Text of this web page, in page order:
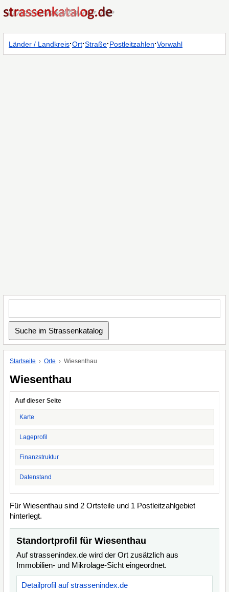
Länder / Landkreis·Ort·Straße·Postleitzahlen·Vorwahl
Startseite Orte Wiesenthau
Wiesenthau
Auf dieser Seite
Karte
Lageprofil
Finanzstruktur
Datenstand
Für Wiesenthau sind 2 Ortsteile und 1 Postleitzahlgebiet
hinterlegt.
Standortprofil für Wiesenthau
Auf strassenindex.de wird der Ort zusätzlich aus
Immobilien- und Mikrolage-Sicht eingeordnet.
Detailprofil auf strassenindex.de